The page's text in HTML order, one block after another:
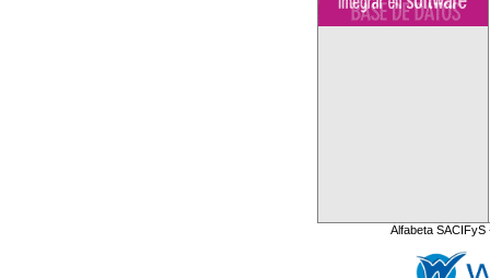
Alfabeta SACIFyS